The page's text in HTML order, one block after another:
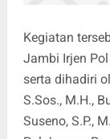
Kegiatan
Jambi Irjen Pol
serta dihadiri
S.Sos., M.H.,
Suseno, S.P.,